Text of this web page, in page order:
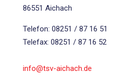
86551 Aichach
Telefon: 08251 / 87 16 51
Telefax: 08251 / 87 16 52
info@tsv-aichach.de